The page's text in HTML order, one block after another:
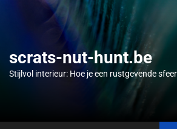
scrats-nut-hunt.be
Stijlvol interieur: Hoe je een rustgevende